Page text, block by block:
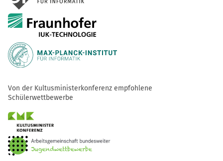
Von der Kultusministerkonferenz empfohlene
Schülerwettbewerbe